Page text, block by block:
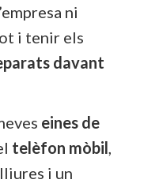
ni
i tenir els
davant
eines de
telèfon mòbil,
i un